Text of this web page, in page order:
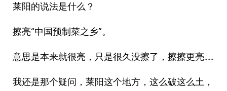
莱阳的说法是什么？
擦亮“中国预制菜之乡”。
意思是本来就很亮，只是很久没擦了，擦擦更亮……
我还是那个疑问，莱阳这个地方，这么破这么土，